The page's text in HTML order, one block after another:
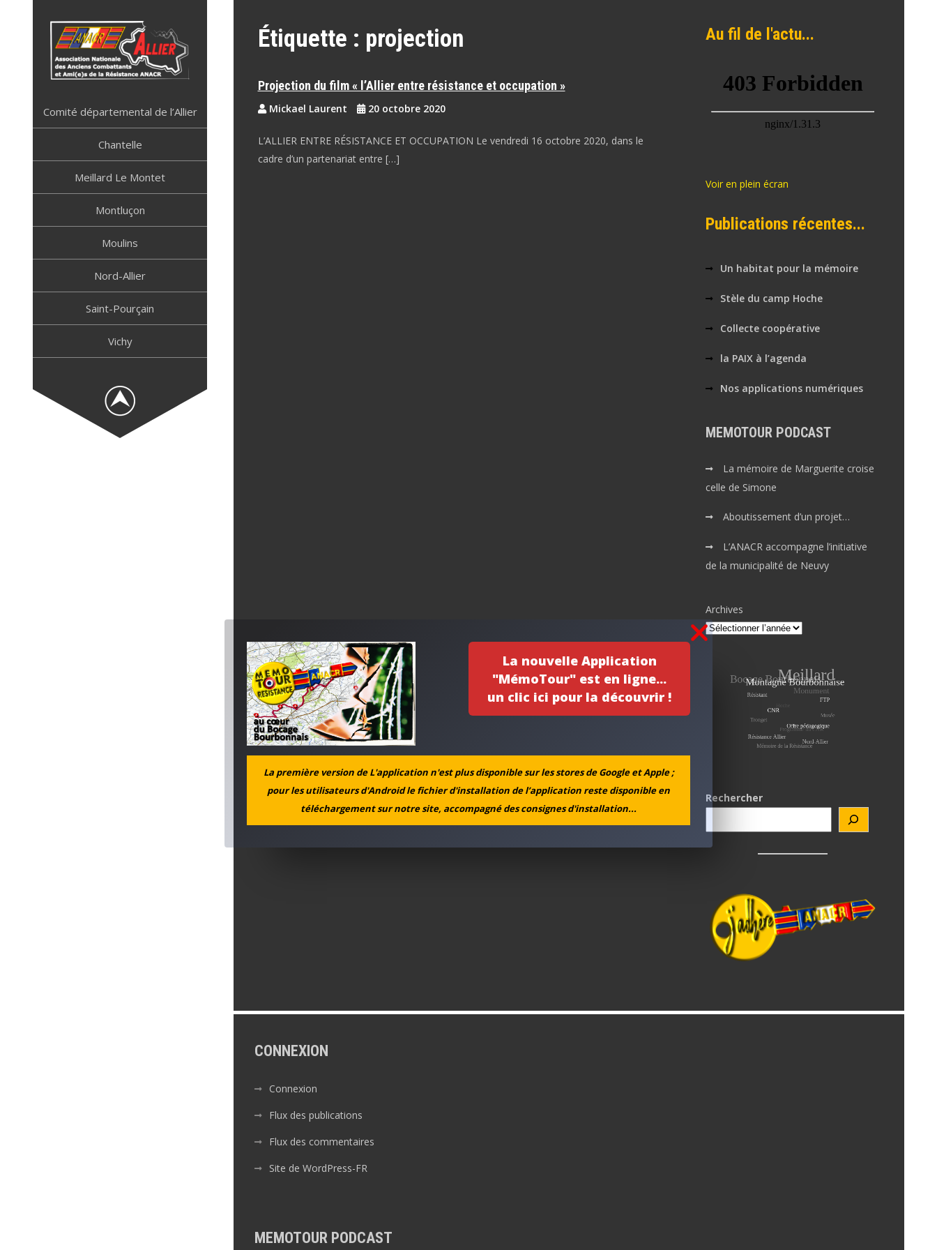
La nouvelle Application
"MémoTour" est en ligne...
un clic ici pour la découvrir !
La première version de L'application n'est plus disponible sur les stores de Google et Apple ;
pour les utilisateurs d'Android le fichier d'installation de l’application reste disponible en
téléchargement sur notre site, accompagné des consignes d'installation...
Comité départemental de l’Allier
Chantelle
Meillard Le Montet
Montluçon
Moulins
Nord-Allier
Saint-Pourçain
Vichy
Étiquette : projection
Projection du film « l’Allier entre résistance et occupation »
Mickael Laurent 20 octobre 2020
L’ALLIER ENTRE RÉSISTANCE ET OCCUPATION Le vendredi 16 octobre 2020, dans le
cadre d’un partenariat entre […]
Au fil de l'actu...
Voir en plein écran
Publications récentes...
Un habitat pour la mémoire
Stèle du camp Hoche
Collecte coopérative
la PAIX à l’agenda
Nos applications numériques
MEMOTOUR PODCAST
La mémoire de Marguerite croise
celle de Simone
Aboutissement d’un projet…
L’ANACR accompagne l’initiative
de la municipalité de Neuvy
Archives
Rechercher
CONNEXION
Connexion
Flux des publications
Flux des commentaires
Site de WordPress-FR
MEMOTOUR PODCAST